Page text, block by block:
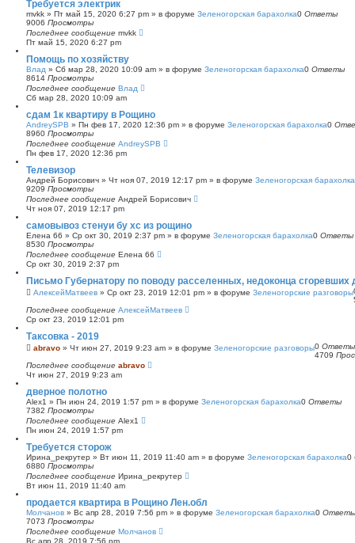
Требуется электрик
mvkk » Пт май 15, 2020 6:27 pm » в форуме Зеленогорская барахолка0 Ответы
9006 Просмотры
Последнее сообщение mvkk
Пт май 15, 2020 6:27 pm
Помощь по хозяйству
Влад » Сб мар 28, 2020 10:09 am » в форуме Зеленогорская барахолка0 Ответы
8614 Просмотры
Последнее сообщение Влад
Сб мар 28, 2020 10:09 am
сдам 1к квартиру в Рощино
AndreySPB » Пн фев 17, 2020 12:36 pm » в форуме Зеленогорская барахолка0
8960 Просмотры
Последнее сообщение AndreySPB
Пн фев 17, 2020 12:36 pm
Телевизор
Андрей Борисович » Чт ноя 07, 2019 12:17 pm » в форуме Зеленогорская барахолка
9209 Просмотры
Последнее сообщение Андрей Борисович
Чт ноя 07, 2019 12:17 pm
самовывоз стенуи бу хс из рощино
Елена 66 » Ср окт 30, 2019 2:37 pm » в форуме Зеленогорская барахолка0 Ответы
8530 Просмотры
Последнее сообщение Елена 66
Ср окт 30, 2019 2:37 pm
Письмо Губернатору по поводу расселенных, недоконца сгоревших
АлексейМатвеев » Ср окт 23, 2019 12:01 pm » в форуме Зеленогорские разговоры
Последнее сообщение АлексейМатвеев
Ср окт 23, 2019 12:01 pm
Таксовка - 2019
abravo » Чт июн 27, 2019 9:23 am » в форуме Зеленогорские разговоры0 Ответы
4709
Последнее сообщение abravo
Чт июн 27, 2019 9:23 am
дверное полотно
Alex1 » Пн июн 24, 2019 1:57 pm » в форуме Зеленогорская барахолка0 Ответы
7382 Просмотры
Последнее сообщение Alex1
Пн июн 24, 2019 1:57 pm
Требуется сторож
Ирина_рекрутер » Вт июн 11, 2019 11:40 am » в форуме Зеленогорская барахолка0
6880 Просмотры
Последнее сообщение Ирина_рекрутер
Вт июн 11, 2019 11:40 am
продается квартира в Рощино Лен.обл
Молчанов » Вс апр 28, 2019 7:56 pm » в форуме Зеленогорская барахолка0 Ответы
7073 Просмотры
Последнее сообщение Молчанов
Вс апр 28, 2019 7:56 pm